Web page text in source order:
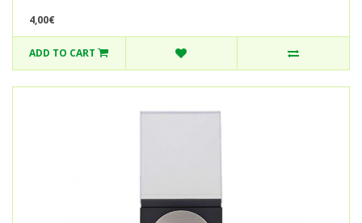
4,00€
ADD TO CART